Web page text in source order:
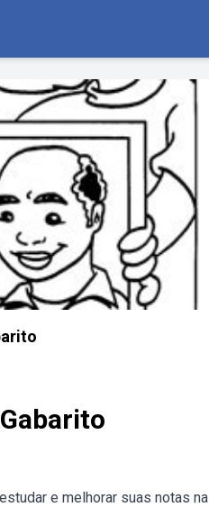
e melhorar suas notas na